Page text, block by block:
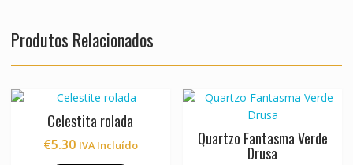
Produtos Relacionados
Celestita rolada
€5.30 IVA Incluído Quartzo Fantasma Verde
Drusa